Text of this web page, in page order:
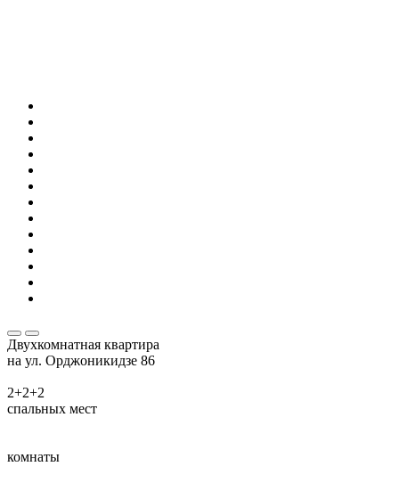
Двухкомнатная квартира
на ул. Орджоникидзе 86
2+2+2
спальных мест
комнаты